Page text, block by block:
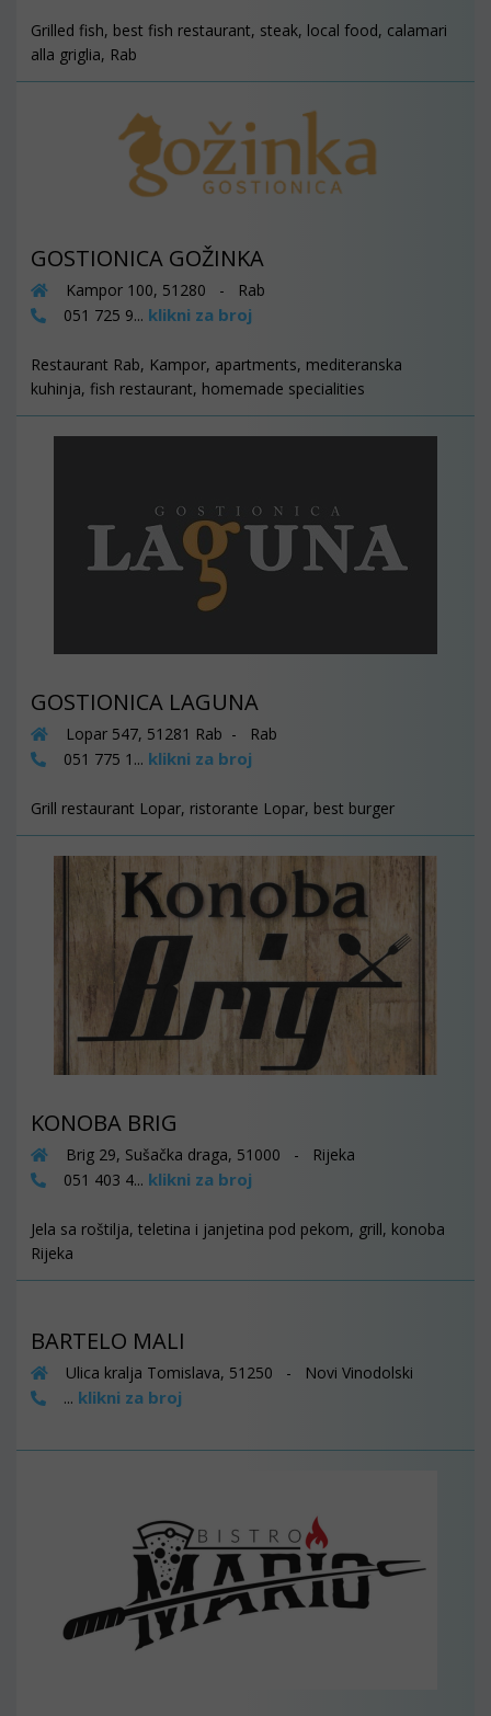
Grilled fish, best fish restaurant, steak, local food, calamari
alla griglia, Rab
GOSTIONICA GOŽINKA
Kampor 100, 51280 - Rab
051 725 9... klikni za broj
Restaurant Rab, Kampor, apartments, mediteranska
kuhinja, fish restaurant, homemade specialities
GOSTIONICA LAGUNA
Lopar 547, 51281 Rab - Rab
051 775 1... klikni za broj
Grill restaurant Lopar, ristorante Lopar, best burger
KONOBA BRIG
Brig 29, Sušačka draga, 51000 - Rijeka
051 403 4... klikni za broj
Jela sa roštilja, teletina i janjetina pod pekom, grill, konoba
Rijeka
BARTELO MALI
Ulica kralja Tomislava, 51250 - Novi Vinodolski
... klikni za broj